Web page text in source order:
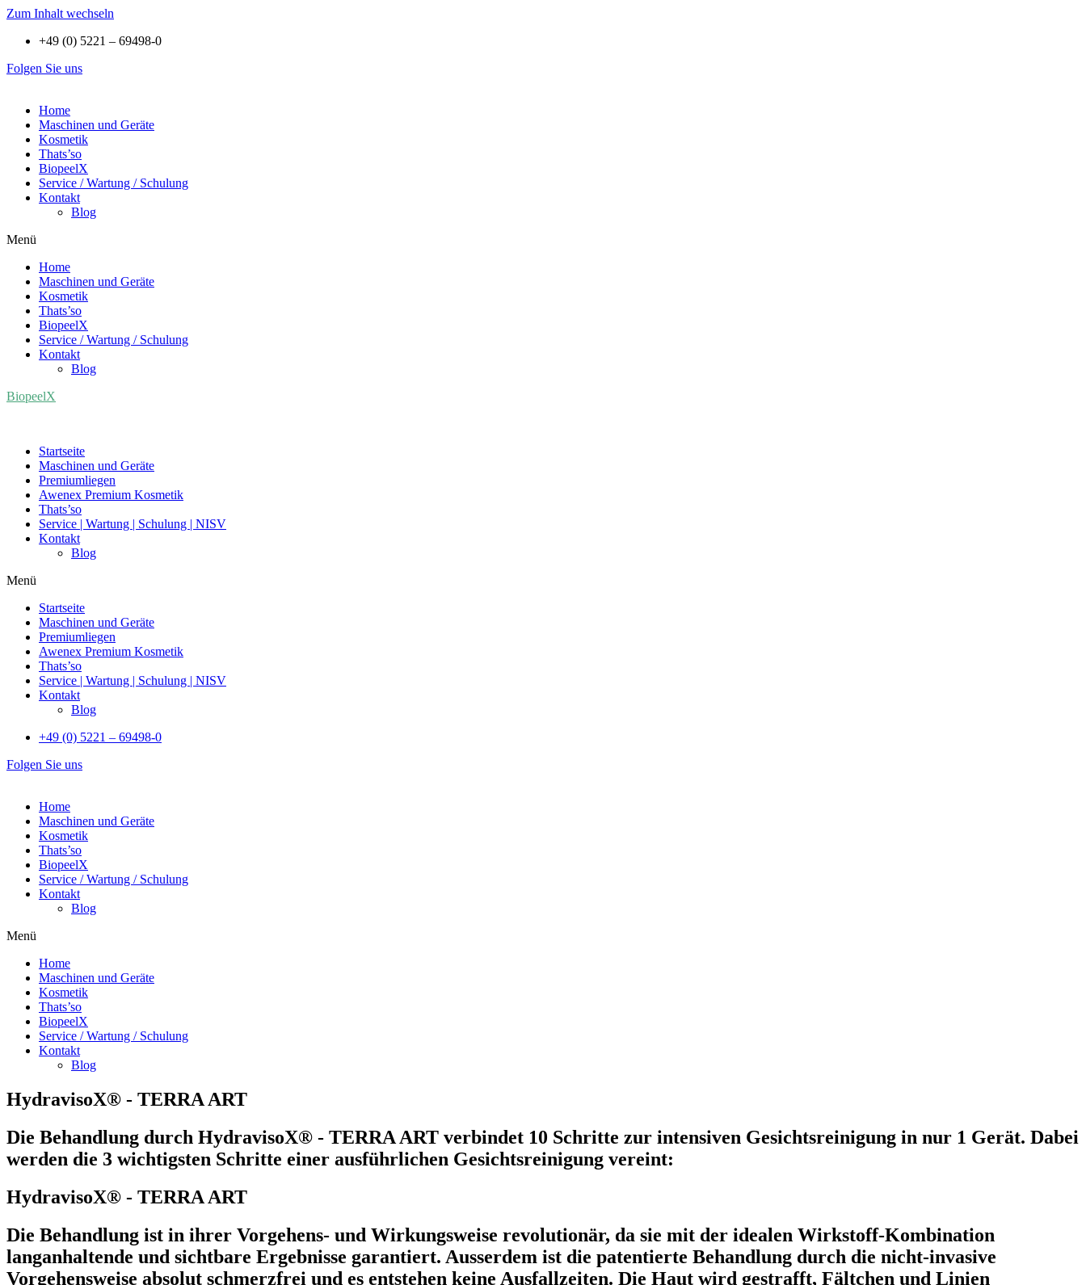
Zum Inhalt wechseln
+49 (0) 5221 – 69498-0
Folgen Sie uns
Home
Maschinen und Geräte
Kosmetik
Thats’so
BiopeelX
Service / Wartung / Schulung
Kontakt
Blog
Menü
Home
Maschinen und Geräte
Kosmetik
Thats’so
BiopeelX
Service / Wartung / Schulung
Kontakt
Blog
BiopeelX
Startseite
Maschinen und Geräte
Premiumliegen
Awenex Premium Kosmetik
Thats’so
Service | Wartung | Schulung | NISV
Kontakt
Blog
Menü
Startseite
Maschinen und Geräte
Premiumliegen
Awenex Premium Kosmetik
Thats’so
Service | Wartung | Schulung | NISV
Kontakt
Blog
+49 (0) 5221 – 69498-0
Folgen Sie uns
Home
Maschinen und Geräte
Kosmetik
Thats’so
BiopeelX
Service / Wartung / Schulung
Kontakt
Blog
Menü
Home
Maschinen und Geräte
Kosmetik
Thats’so
BiopeelX
Service / Wartung / Schulung
Kontakt
Blog
HydravisoX® - TERRA ART
Die Behandlung durch HydravisoX® - TERRA ART verbindet 10 Schritte zur intensiven Gesichtsreinigung in nur 1 Gerät. Dabei
werden die 3 wichtigsten Schritte einer ausführlichen Gesichtsreinigung vereint:
HydravisoX® - TERRA ART
Die Behandlung ist in ihrer Vorgehens- und Wirkungsweise revolutionär, da sie mit der idealen Wirkstoff-Kombination
langanhaltende und sichtbare Ergebnisse garantiert. Ausserdem ist die patentierte Behandlung durch die nicht-invasive
Vorgehensweise absolut schmerzfrei und es entstehen keine Ausfallzeiten. Die Haut wird gestrafft, Fältchen und Linien